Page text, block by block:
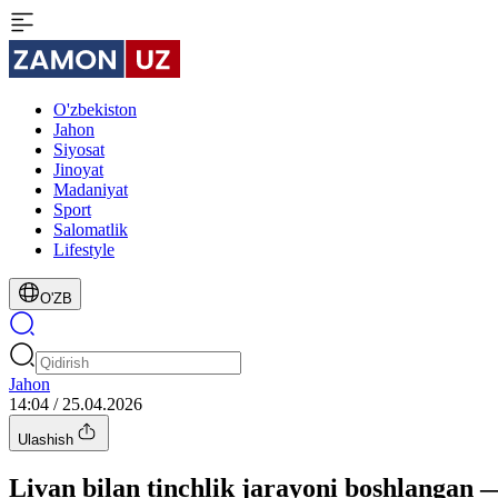
O'zbekiston
Jahon
Siyosat
Jinoyat
Madaniyat
Sport
Salomatlik
Lifestyle
O'ZB
Jahon
14:04 / 25.04.2026
Ulashish
Livan bilan tinchlik jarayoni boshlangan